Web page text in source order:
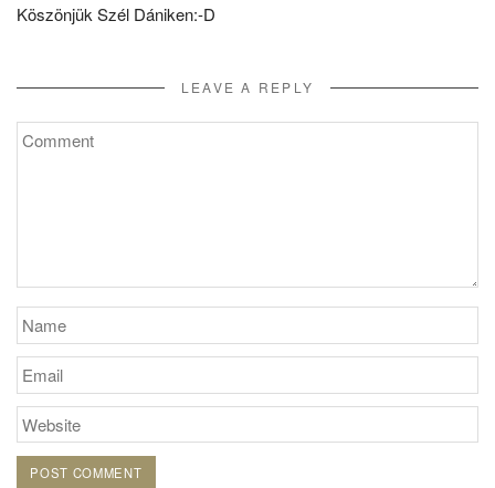
Köszönjük Szél Dániken:-D
LEAVE A REPLY